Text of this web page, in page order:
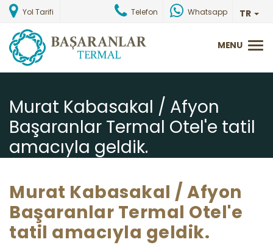
Yol Tarifi Telefon Whatsapp TR
Murat Kabasakal / Afyon
Başaranlar Termal Otel'e tatil
amacıyla geldik.
Murat Kabasakal / Afyon
Başaranlar Termal Otel'e
tatil amacıyla geldik.